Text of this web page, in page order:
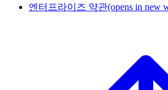
엔터프라이즈 약관(opens in new